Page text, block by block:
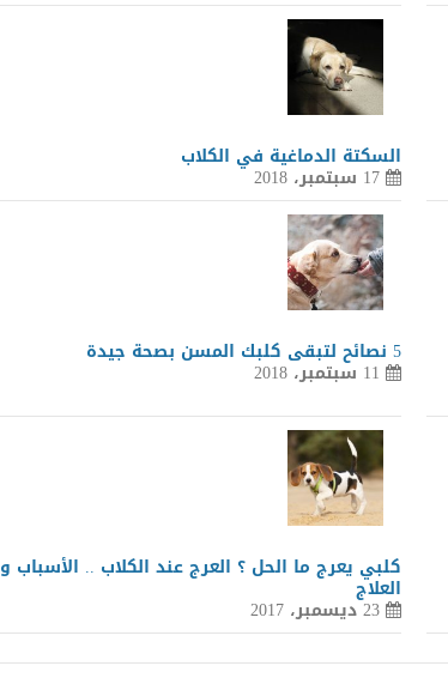
السكتة الدماغية في الكلاب
17 سبتمبر، 2018
5 نصائح لتبقى كلبك المسن بصحة جيدة
11 سبتمبر، 2018
كلبي يعرج ما الحل ؟ العرج عند الكلاب .. الأسباب و
العلاج
23 ديسمبر، 2017